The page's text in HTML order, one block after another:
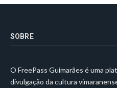
SOBRE
O FreePass Guimarães é uma
divulgação da cultura